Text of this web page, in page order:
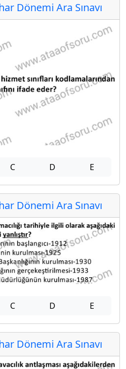
Dönemi Ara Sınavı
C D E
Dönemi Ara Sınavı
C D E
Dönemi Ara Sınavı